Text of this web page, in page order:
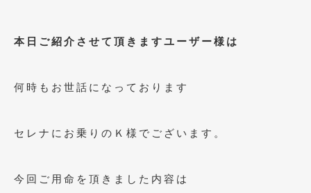
2024年8月 (1)
2024年4月(1)
2023年12月 (2)
本日ご紹介させて頂きますユーザー様は
何時もお世話になっております
セレナにお乗りのＫ様でございます。
今回ご用命を頂きました内容は